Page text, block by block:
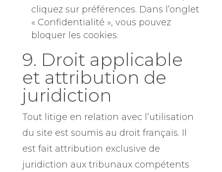
cliquez sur préférences. Dans l’onglet
« Confidentialité », vous pouvez
bloquer les cookies.
9. Droit applicable
et attribution de
juridiction
Tout litige en relation avec l’utilisation
du site est soumis au droit français. Il
est fait attribution exclusive de
juridiction aux tribunaux compétents